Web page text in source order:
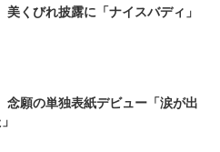
美くびれ披露に「ナイスバディ」
念願の単独表紙デビュー「涙が出